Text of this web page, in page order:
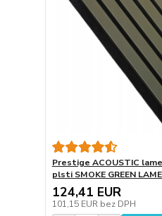
Prestige ACOUSTIC
plsti SMOKE GREEN
124,41 EUR
101,15 EUR bez DPH